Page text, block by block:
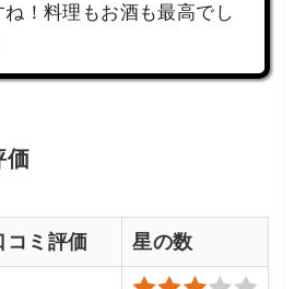
ね！料理もお酒も最高でし
価
コミ評価 星の数